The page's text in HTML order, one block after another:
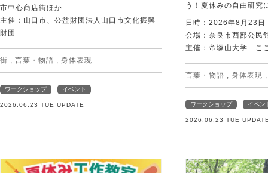
市中心商店街ほか
主催：山口市、公益財団法人山口市文化振興
財団
街 言葉・物語 身体表現
ワークショップ イベント
2026.06.23 TUE UPDATE
う！夏休みの自由研究
日時：2026年8月23日
会場：奈良市西部公民
主催：帝塚山大学 こ
言葉・物語 身体表現
ワークショップ イベン
2026.06.23 TUE